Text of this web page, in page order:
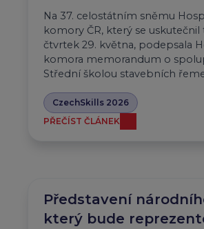
Na 37. celostátním sněmu
komory ČR, který se
čtvrtek 29. května, podepsala
komora memorandum o
Střední školou stavebních
CzechSkills 2026
PŘEČÍST ČLÁNEK
Představení
který bude